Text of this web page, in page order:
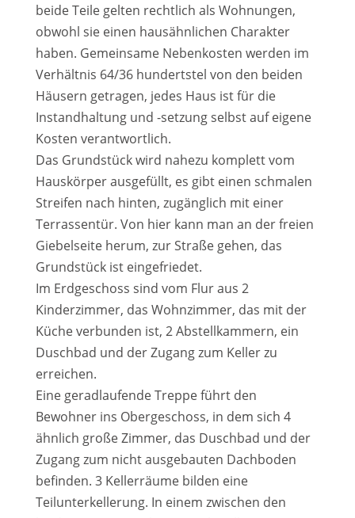
beide Teile gelten rechtlich als Wohnungen,
obwohl sie einen hausähnlichen Charakter
haben. Gemeinsame Nebenkosten werden im
Verhältnis 64/36 hundertstel von den beiden
Häusern getragen, jedes Haus ist für die
Instandhaltung und -setzung selbst auf eigene
Kosten verantwortlich.
Das Grundstück wird nahezu komplett vom
Hauskörper ausgefüllt, es gibt einen schmalen
Streifen nach hinten, zugänglich mit einer
Terrassentür. Von hier kann man an der freien
Giebelseite herum, zur Straße gehen, das
Grundstück ist eingefriedet.
Im Erdgeschoss sind vom Flur aus 2
Kinderzimmer, das Wohnzimmer, das mit der
Küche verbunden ist, 2 Abstellkammern, ein
Duschbad und der Zugang zum Keller zu
erreichen.
Eine geradlaufende Treppe führt den
Bewohner ins Obergeschoss, in dem sich 4
ähnlich große Zimmer, das Duschbad und der
Zugang zum nicht ausgebauten Dachboden
befinden. 3 Kellerräume bilden eine
Teilunterkellerung. In einem zwischen den